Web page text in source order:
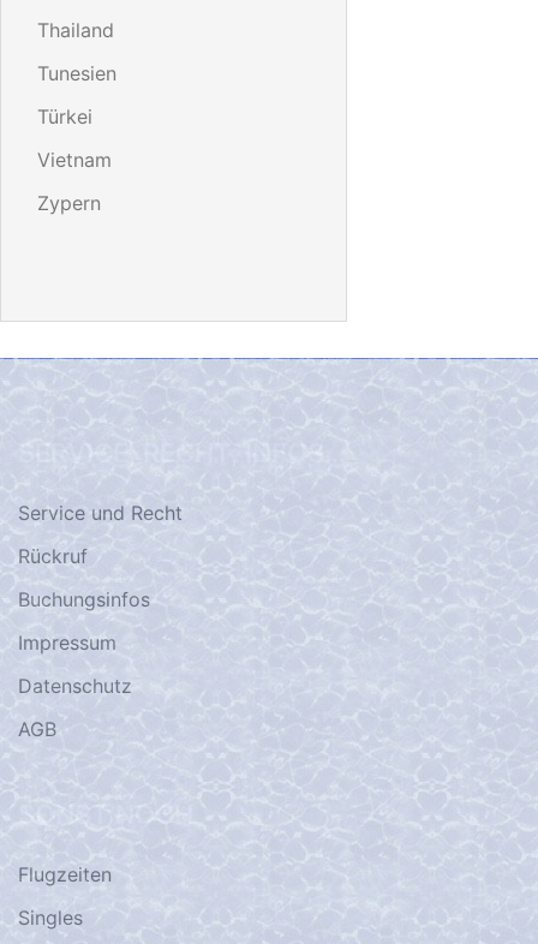
Thailand
Tunesien
Türkei
Vietnam
Zypern
SERVICE, RECHT, INFOS…
Service und Recht
Rückruf
Buchungsinfos
Impressum
Datenschutz
AGB
SONST NOCH
Flugzeiten
Singles